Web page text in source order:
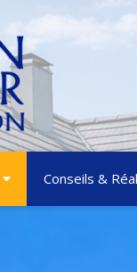
Conseils &